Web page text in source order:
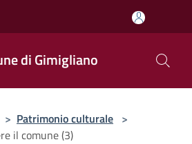
di Gimigliano
> Patrimonio culturale >
il comune (3)